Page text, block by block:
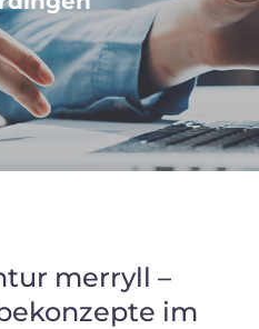
merryll –
im